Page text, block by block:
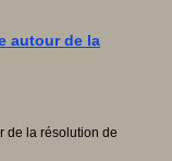
autour de la